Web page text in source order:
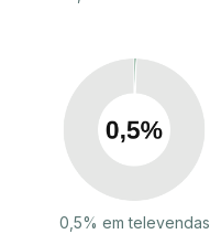
0,5% em televendas